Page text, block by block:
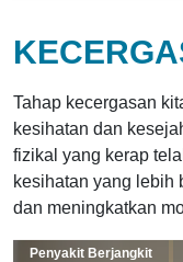
Tahap kecergasan
kesihatan dan
fizikal yang kerap
kesihatan yang lebih
dan meningkatkan
Penyakit Berjangkit